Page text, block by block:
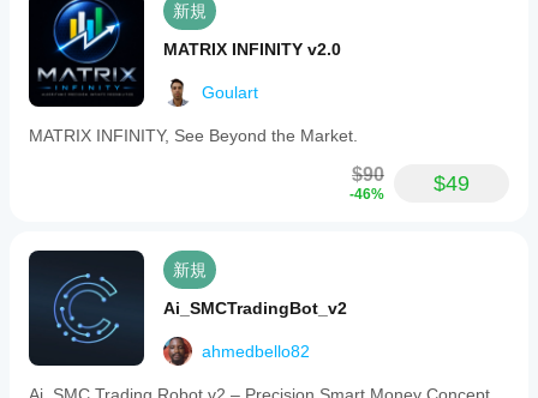
新規
MATRIX INFINITY v2.0
Goulart
MATRIX INFINITY, See Beyond the Market.
$90
-46% $49
新規
Ai_SMCTradingBot_v2
ahmedbello82